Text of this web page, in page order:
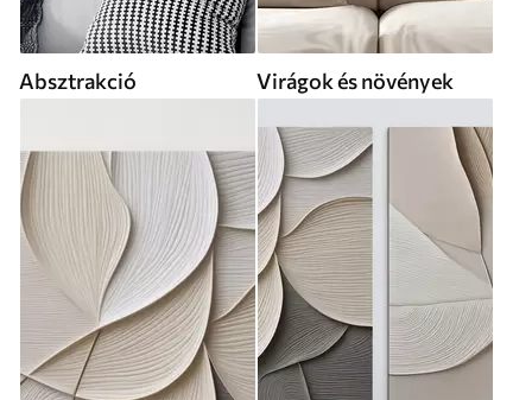
Absztrakció Virágok és növények